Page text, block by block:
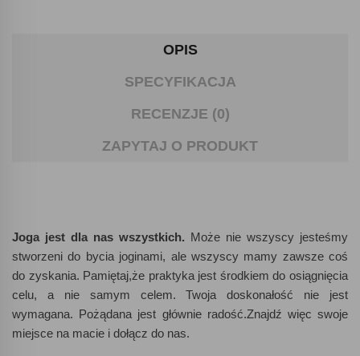
OPIS
SPECYFIKACJA
RECENZJE (0)
ZAPYTAJ O PRODUKT
Joga jest dla nas wszystkich. Może nie wszyscy jesteśmy
stworzeni do bycia joginami, ale wszyscy mamy zawsze coś
do zyskania. Pamiętaj,że praktyka jest środkiem do osiągnięcia
celu, a nie samym celem. Twoja doskonałość nie jest
wymagana. Pożądana jest głównie radość.Znajdź więc swoje
miejsce na macie i dołącz do nas.